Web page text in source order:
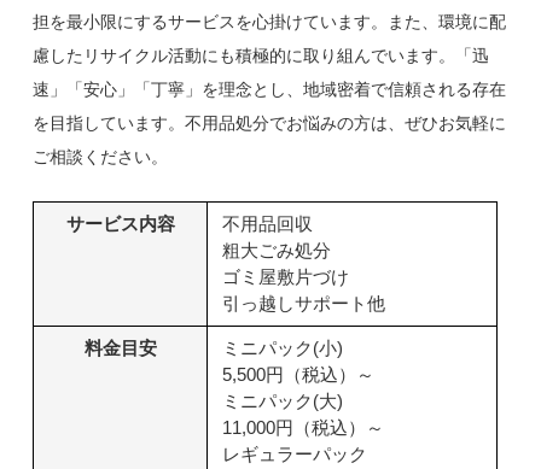
担を最小限にするサービスを心掛けています。また、環境に配
慮したリサイクル活動にも積極的に取り組んでいます。「迅
速」「安心」「丁寧」を理念とし、地域密着で信頼される存在
を目指しています。不用品処分でお悩みの方は、ぜひお気軽に
ご相談ください。
サービス内容
不用品回収
粗大ごみ処分
ゴミ屋敷片づけ
引っ越しサポート他
料金目安
ミニパック(小)
5,500円（税込）～
ミニパック(大)
11,000円（税込）～
レギュラーパック